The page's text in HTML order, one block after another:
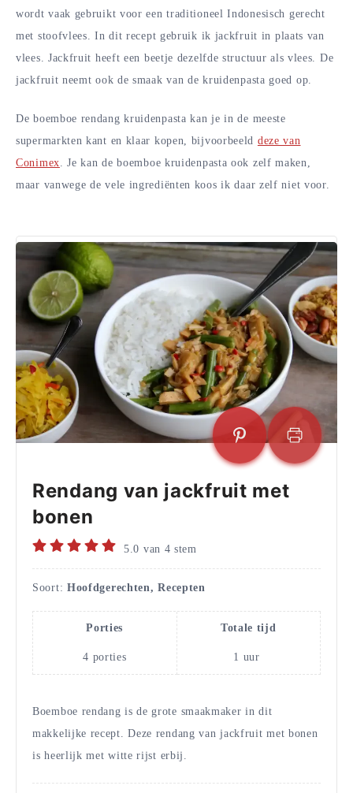
wordt vaak gebruikt voor een traditioneel Indonesisch gerecht
met stoofvlees. In dit recept gebruik ik jackfruit in plaats van
vlees. Jackfruit heeft een beetje dezelfde structuur als vlees. De
jackfruit neemt ook de smaak van de kruidenpasta goed op.
De boemboe rendang kruidenpasta kan je in de meeste
supermarkten kant en klaar kopen, bijvoorbeeld deze van
Conimex . Je kan de boemboe kruidenpasta ook zelf maken,
maar vanwege de vele ingrediënten koos ik daar zelf niet voor.
Rendang van jackfruit met
bonen
5.0 van 4 stem
Soort: Hoofdgerechten, Recepten
Porties
4 porties
Totale tijd
1 uur
Boemboe rendang is de grote smaakmaker in dit
makkelijke recept. Deze rendang van jackfruit met bonen
is heerlijk met witte rijst erbij.